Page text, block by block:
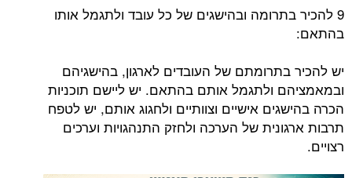
9 להכיר בתרומה ובהישגים של כל עובד ולתגמל אותו
בהתאם:
יש להכיר בתרומתם של העובדים לארגון, בהישגיהם
ובמאמציהם ולתגמל אותם בהתאם. יש ליישם תוכניות
הכרה בהישגים אישיים וצוותיים ולחגוג אותם, יש לטפח
תרבות ארגונית של הערכה ולחזק התנהגויות וערכים
רצויים.